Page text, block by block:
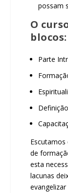
possam
O
blocos:
Parte
de
esta
lacunas